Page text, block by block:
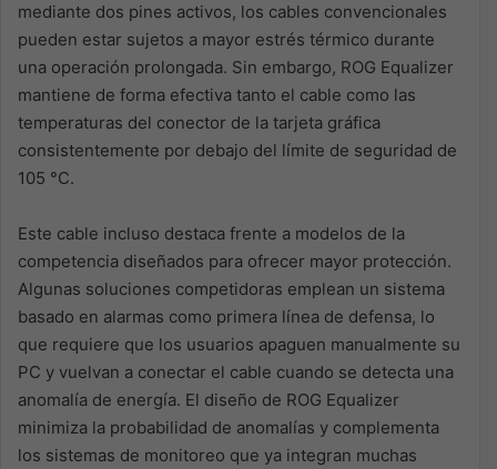
mediante dos pines activos, los cables convencionales
pueden estar sujetos a mayor estrés térmico durante
una operación prolongada. Sin embargo, ROG Equalizer
mantiene de forma efectiva tanto el cable como las
temperaturas del conector de la tarjeta gráfica
consistentemente por debajo del límite de seguridad de
105 °C.
Este cable incluso destaca frente a modelos de la
competencia diseñados para ofrecer mayor protección.
Algunas soluciones competidoras emplean un sistema
basado en alarmas como primera línea de defensa, lo
que requiere que los usuarios apaguen manualmente su
PC y vuelvan a conectar el cable cuando se detecta una
anomalía de energía. El diseño de ROG Equalizer
minimiza la probabilidad de anomalías y complementa
los sistemas de monitoreo que ya integran muchas